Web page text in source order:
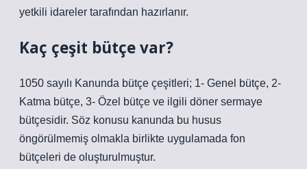
yetkili idareler tarafından hazırlanır.
Kaç çeşit bütçe var?
1050 sayılı Kanunda bütçe çeşitleri; 1- Genel bütçe, 2-
Katma bütçe, 3- Özel bütçe ve ilgili döner sermaye
bütçesidir. Söz konusu kanunda bu husus
öngörülmemiş olmakla birlikte uygulamada fon
bütçeleri de oluşturulmuştur.